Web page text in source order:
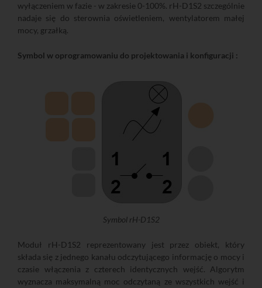
wyłączeniem w fazie - w zakresie 0-100%. rH-D1S2 szczególnie
nadaje się do sterownia oświetleniem, wentylatorem małej
mocy, grzałką.
Symbol w oprogramowaniu do projektowania i konfiguracji :
Symbol rH-D1S2
Moduł rH-D1S2 reprezentowany jest przez obiekt, który
składa się z jednego kanału odczytującego informację o mocy i
czasie włączenia z czterech identycznych wejść. Algorytm
wyznacza maksymalną moc odczytaną ze wszystkich wejść i